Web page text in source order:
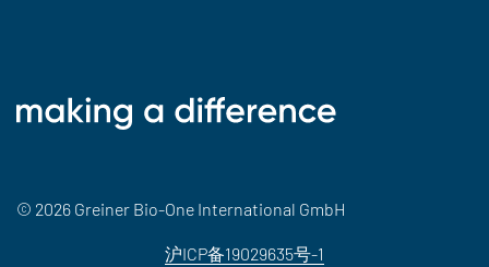
© 2026 Greiner Bio-One International GmbH
沪ICP备19029635号-1